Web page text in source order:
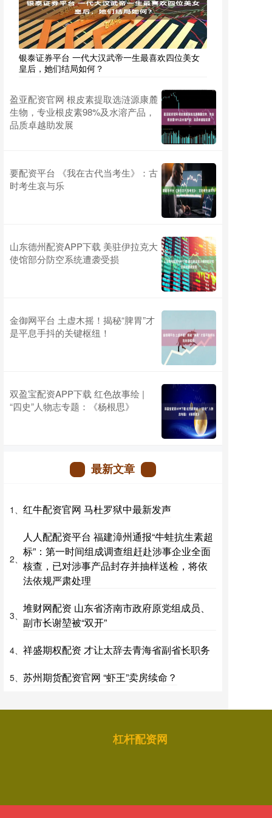
银泰证券平台 一代大汉武帝一生最喜欢四位美女
皇后，她们结局如何？
盈亚配资官网 根皮素提取选涟源康麓
生物，专业根皮素98%及水溶产品，
品质卓越助发展
要配资平台 《我在古代当考生》：古
时考生哀与乐
山东德州配资APP下载 美驻伊拉克大
使馆部分防空系统遭袭受损
金御网平台 土虚木摇！揭秘“脾胃”才
是平息手抖的关键枢纽！
双盈宝配资APP下载 红色故事绘 |
“四史”人物志专题：《杨根思》
最新文章
1、 红牛配资官网 马杜罗狱中最新发声
2、
人人配配资平台 福建漳州通报“牛蛙抗生素超
标”：第一时间组成调查组赶赴涉事企业全面
核查，已对涉事产品封存并抽样送检，将依
法依规严肃处理
3、
堆财网配资 山东省济南市政府原党组成员、
副市长谢堃被“双开”
4、 祥盛期权配资 才让太辞去青海省副省长职务
5、 苏州期货配资官网 “虾王”卖房续命？
杠杆配资网